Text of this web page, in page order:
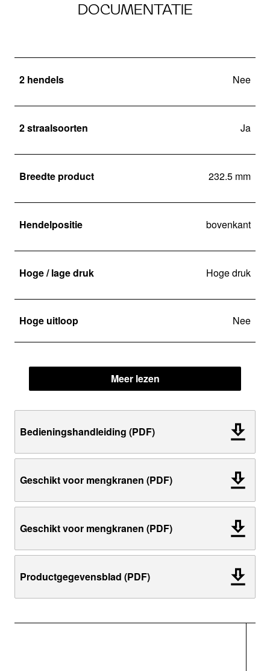
DOCUMENTATIE
2 hendels Nee
2 straalsoorten Ja
Breedte product 232.5 mm
Hendelpositie bovenkant
Hoge / lage druk Hoge druk
Hoge uitloop Nee
Meer lezen
Bedieningshandleiding (PDF)
Geschikt voor mengkranen (PDF)
Geschikt voor mengkranen (PDF)
Productgegevensblad (PDF)